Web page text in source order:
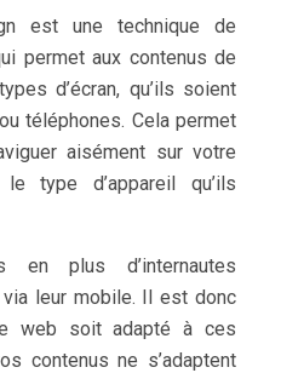
est une technique de
permet aux contenus de
d’écran, qu’ils soient
téléphones. Cela permet
aisément sur votre
type d’appareil qu’ils
en plus d’internautes
leur mobile. Il est donc
web soit adapté à ces
contenus ne s’adaptent